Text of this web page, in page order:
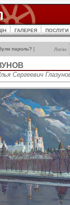
ГАЛЕРЕЯ ПОСЛУГИ
пароль? ] Логін:
Сергеевич